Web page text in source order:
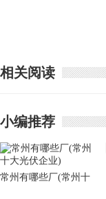
相关阅读
小编推荐
常州有哪些厂(常州十